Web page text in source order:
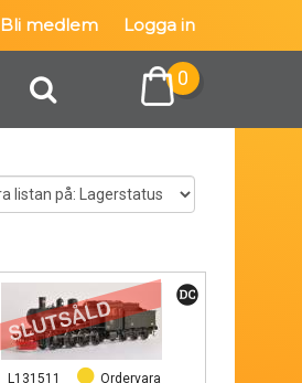
Bli medlem Logga in
0
L131511 Ordervara